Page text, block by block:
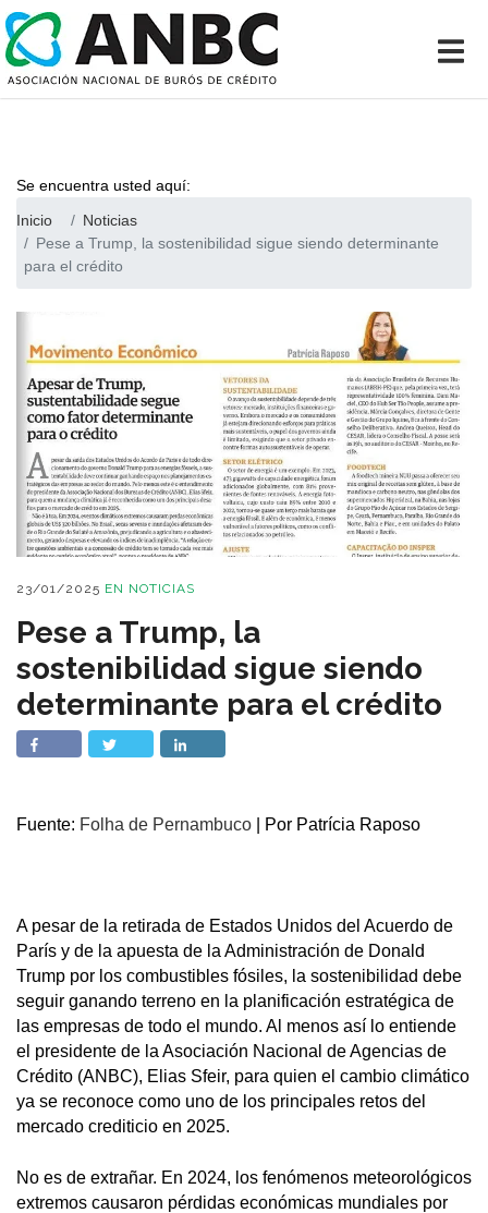
Se encuentra usted aquí:
Inicio
Noticias
Pese a Trump, la sostenibilidad sigue siendo determinante
para el crédito
23/01/2025 EN NOTICIAS
Pese a Trump, la
sostenibilidad sigue siendo
determinante para el crédito
Fuente: Folha de Pernambuco | Por Patrícia Raposo
A pesar de la retirada de Estados Unidos del Acuerdo de
París y de la apuesta de la Administración de Donald
Trump por los combustibles fósiles, la sostenibilidad debe
seguir ganando terreno en la planificación estratégica de
las empresas de todo el mundo. Al menos así lo entiende
el presidente de la Asociación Nacional de Agencias de
Crédito (ANBC), Elias Sfeir, para quien el cambio climático
ya se reconoce como uno de los principales retos del
mercado crediticio en 2025.
No es de extrañar. En 2024, los fenómenos meteorológicos
extremos causaron pérdidas económicas mundiales por